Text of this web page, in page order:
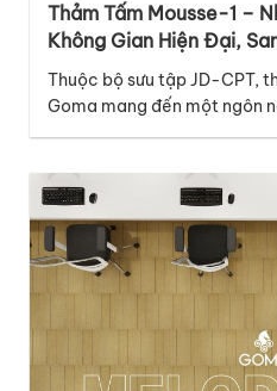
Thảm Tấm Mousse-1 –
Không Gian Hiện Đại,
Nghiệp
Thuộc bộ sưu tập JD-CPT,
Goma mang đến một ngôn
hiện đại và giàu cảm xúc,
Mousse-1 nằm ở thiết kế
dọc đan xen…